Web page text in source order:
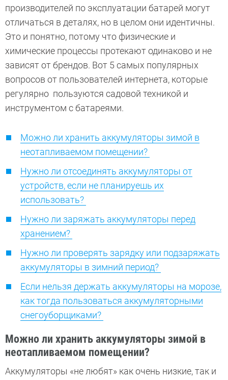
производителей по эксплуатации батарей могут
отличаться в деталях, но в целом они идентичны.
Это и понятно, потому что физические и
химические процессы протекают одинаково и не
зависят от брендов. Вот 5 самых популярных
вопросов от пользователей интернета, которые
регулярно пользуются садовой техникой и
инструментом с батареями.
Можно ли хранить аккумуляторы зимой в
неотапливаемом помещении?
Нужно ли отсоединять аккумуляторы от
устройств, если не планируешь их
использовать?
Нужно ли заряжать аккумуляторы перед
хранением?
Нужно ли проверять зарядку или подзаряжать
аккумуляторы в зимний период?
Если нельзя держать аккумуляторы на морозе,
как тогда пользоваться аккумуляторными
снегоуборщиками?
Можно ли хранить аккумуляторы зимой в
неотапливаемом помещении?
Аккумуляторы «не любят» как очень низкие, так и